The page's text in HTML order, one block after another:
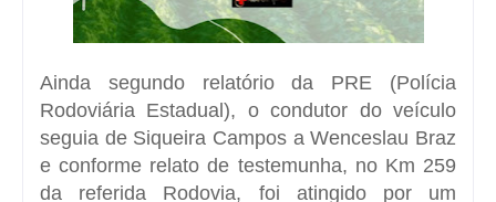
Ainda segundo relatório da PRE (Polícia
Rodoviária Estadual), o condutor do veículo
seguia de Siqueira Campos a Wenceslau Braz
e conforme relato de testemunha, no Km 259
da referida Rodovia, foi atingido por um